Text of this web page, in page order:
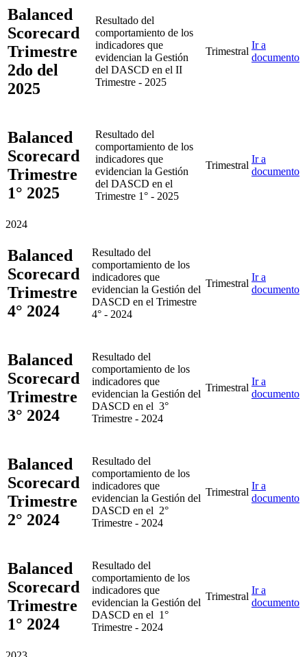
Balanced
Scorecard
Trimestre
2do del
2025
Resultado del
comportamiento de los
indicadores que
evidencian la Gestión
del DASCD en el II
Trimestre - 2025
Trimestral
Ir a
documento
Balanced
Scorecard
Trimestre
1° 2025
Resultado del
comportamiento de los
indicadores que
evidencian la Gestión
del DASCD en el
Trimestre 1° - 2025
Trimestral
Ir a
documento
2024
Balanced
Scorecard
Trimestre
4° 2024
Resultado del
comportamiento de los
indicadores que
evidencian la Gestión del
DASCD en el Trimestre
4° - 2024
Trimestral
Ir a
documento
Balanced
Scorecard
Trimestre
3° 2024
Resultado del
comportamiento de los
indicadores que
evidencian la Gestión del
DASCD en el 3°
Trimestre - 2024
Trimestral
Ir a
documento
Balanced
Scorecard
Trimestre
2° 2024
Resultado del
comportamiento de los
indicadores que
evidencian la Gestión del
DASCD en el 2°
Trimestre - 2024
Trimestral
Ir a
documento
Balanced
Scorecard
Trimestre
1° 2024
Resultado del
comportamiento de los
indicadores que
evidencian la Gestión del
DASCD en el 1°
Trimestre - 2024
Trimestral
Ir a
documento